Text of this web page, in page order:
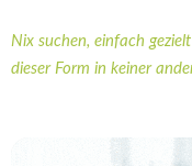
Nix suchen, einfach
dieser Form in keiner